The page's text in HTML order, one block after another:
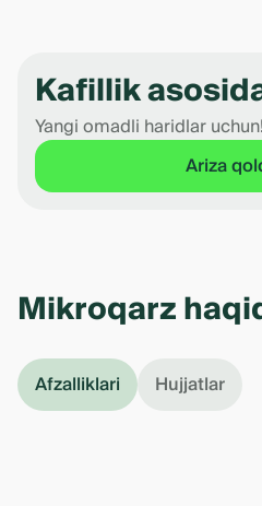
Kafillik
Yangi omadli haridlar uchun!
Ariza
Mikroqarz
Afzalliklari Hujjatlar